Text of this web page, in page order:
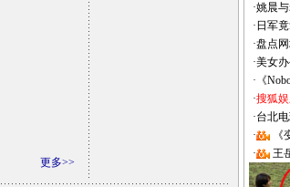
更多>>
·姚晨
· 日军
·盘点
·美女
· 《
·搜狐
·台北
·
·
王